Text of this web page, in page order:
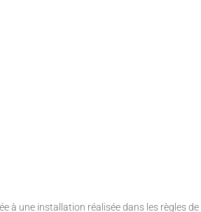
à une installation réalisée dans les règles